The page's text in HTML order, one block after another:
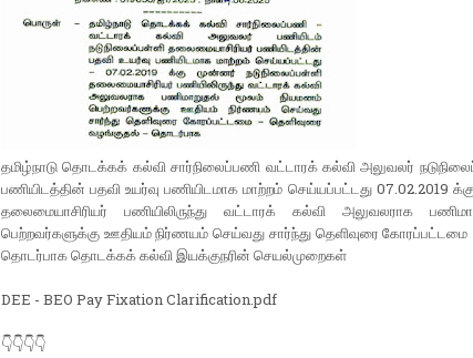
தமிழ்நாடு தொடக்கக் கல்வி சார்நிலைப்பணி வட்டாரக் கல்வி அலுவலர்
பணியிடத்தின் பதவி உயர்வு பணியிடமாக மாற்றம் செய்யப்பட்டது 07.02.2019
தலைமையாசிரியர் பணியிலிருந்து வட்டாரக் கல்வி அலுவலராக
பெற்றவர்களுக்கு ஊதியம் நிர்ணயம் செய்வது சார்ந்து தெளிவுரை
தொடர்பாக தொடக்கக் கல்வி இயக்குநரின் செயல்முறைகள்
DEE - BEO Pay Fixation Clarification.pdf
👇👇👇👇